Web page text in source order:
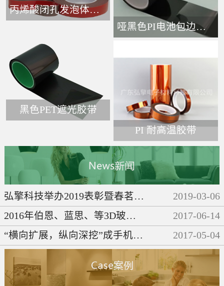
丙烯酸闭孔发泡体胶带-
哑黑色PI电池包边接头胶带
黑色PET遮光胶带
PI 耐高温胶带
弘擎科技举办2019表彰暨春茗晚会 2019-03-06
2016年伯恩、蓝思、等3D玻璃企业们都做了些啥呢？
2017-06-14
“横向扩展，纵向深挖”成手机产业链发展必然趋势
2017-05-04